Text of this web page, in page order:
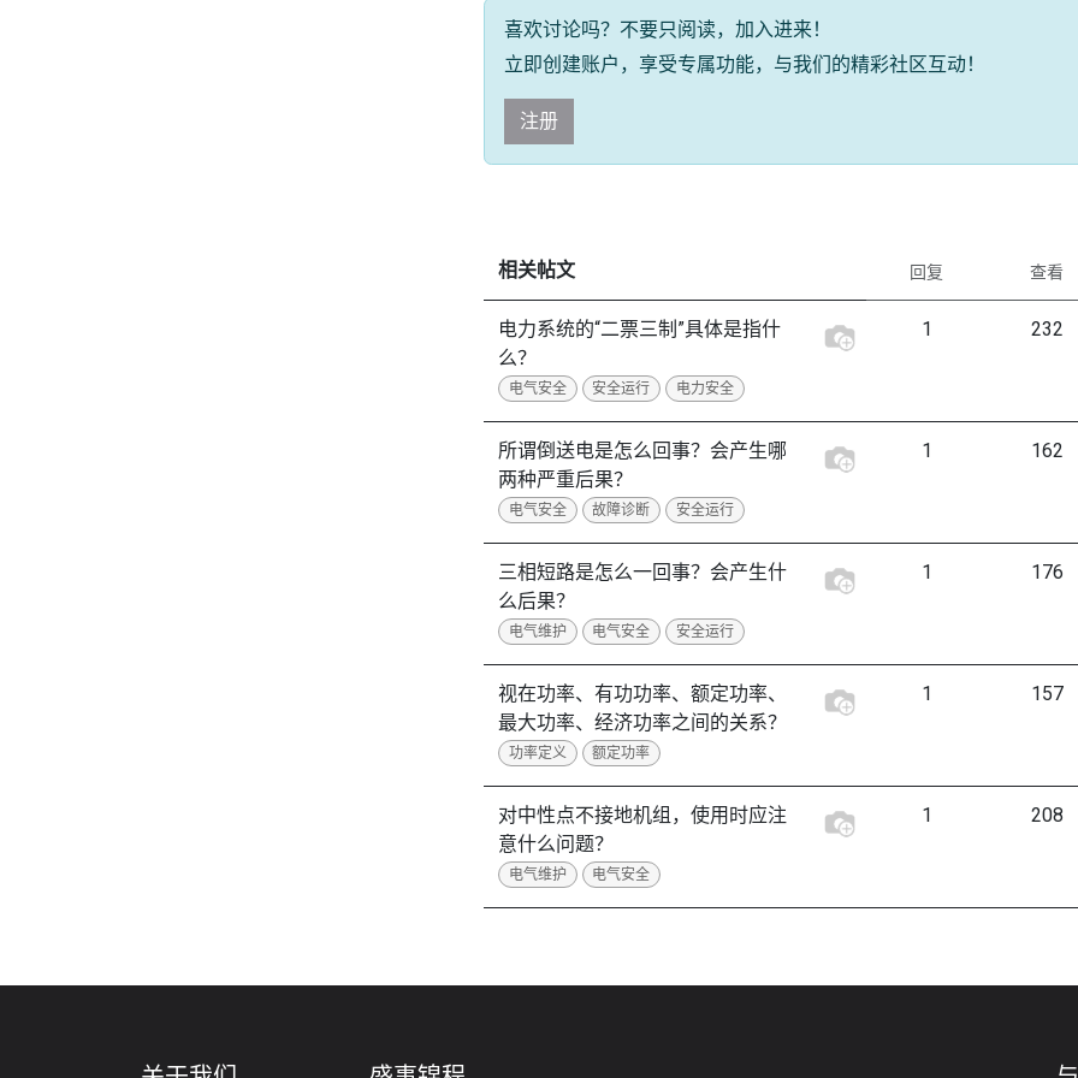
喜欢讨论吗？不要只阅读，加入进来！
立即创建账户，享受专属功能，与我们的精彩社区互动！
注册
相关帖文 回复 查看
电力系统的“二票三制”具体是指什
么？
电气安全 安全运行 电力安全
1 232
所谓倒送电是怎么回事？会产生哪
两种严重后果？
电气安全 故障诊断 安全运行
1 162
三相短路是怎么一回事？会产生什
么后果？
电气维护 电气安全 安全运行
1 176
视在功率、有功功率、额定功率、
最大功率、经济功率之间的关系？
功率定义 额定功率
1 157
对中性点不接地机组，使用时应注
意什么问题？
电气维护 电气安全
1 208